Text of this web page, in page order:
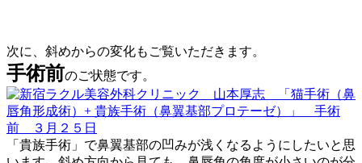
次に、斜めからの変化もご覧いただきます。
手術前のご状態です。
「貴族手術」で鼻翼基部の凹みが浅くなるようにしたいと思